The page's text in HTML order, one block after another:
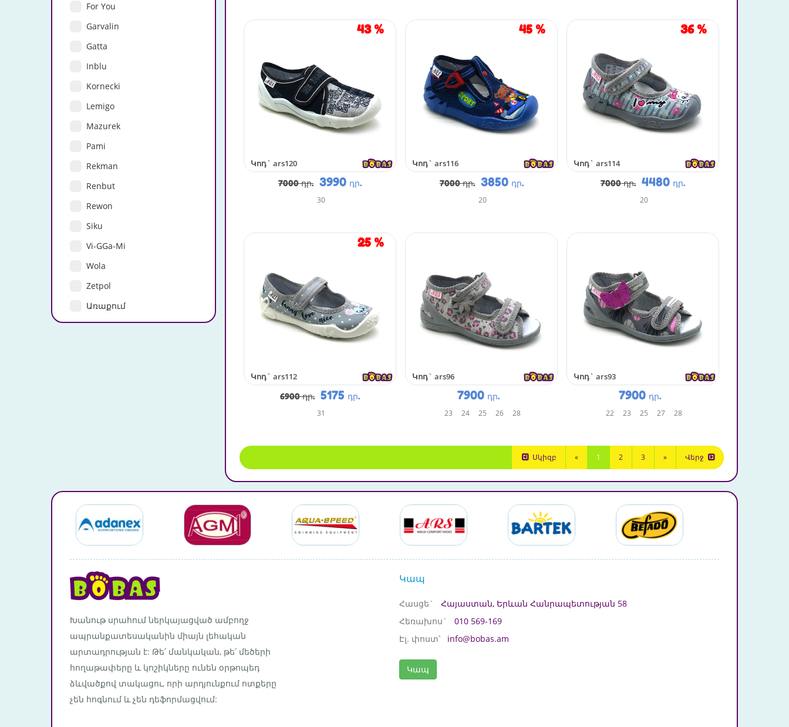
For You
Garvalin
Gatta
Inblu
Kornecki
Lemigo
Mazurek
Pami
Rekman
Renbut
Rewon
Siku
Vi-GGa-Mi
Wola
Zetpol
Առաքում
Կոդ`ars120
7000 դր. 3990 դր.
30
43%
Կոդ`ars116
7000 դր. 3850 դր.
20
45 %
Կոդ`ars114
7000 դր. 4480 դր.
20
36%
Կոդ`ars112
6900 դր. 5175 դր.
31
25 %
Կոդ`ars96
7900 դր.
23
24 25 26 28
Կոդ`ars93
7900 դր.
22
23 25 27 28
Սկիզբ « 1 2 3 » Վերջ
Խանութ սրահում ներկայացված ամբողջ
ապրանքատեսականին միայն լեհական
արտադրության է: Թե՛ մանկական, թե՛ մեծերի
հողաթափերը և կոշիկները ունեն օրթոպեդ
ձևվածքով տակացու, որի արդյունքում ոտքերը
չեն հոգնում և չեն դեֆորմացվում:
Կապ
Հասցե`
Հայաստան, Երևան Հանրապետության 58
Հեռախոս`
010 569-169
Էլ. փոստ՝
info@bobas.am
Կապ